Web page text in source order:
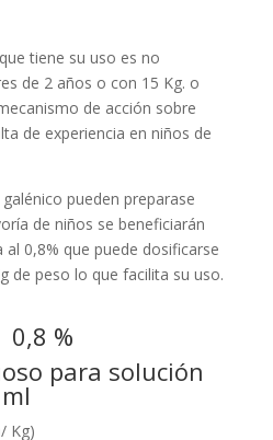
tiene su uso es no
de 2 años o con 15 Kg. o
de acción sobre
de experiencia en niños de
pueden preparase
de niños se beneficiarán
al 0,8% que puede dosificarse
de peso lo que facilita su uso.
%
para solución
Kg)